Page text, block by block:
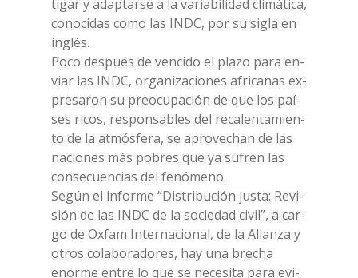
ti­gar y adap­tar­se a la va­ria­bi­li­dad cli­má­ti­ca,
co­no­ci­das como las INDC, por su si­gla en
in­glés.
Poco de­spués de ven­ci­do el pla­zo para en­
viar las INDC, or­ga­ni­za­cio­nes afri­ca­nas ex­
pre­sa­ron su pre­o­cu­pa­ción de que los paí­
ses ri­cos, re­spon­sa­bles del re­ca­len­ta­mien­
to de la at­mó­sfe­ra, se apro­ve­chan de las
na­cio­nes más po­bres que ya su­fren las
con­se­cuen­cias del fe­nó­me­no.
Se­gún el in­for­me “Di­stri­bu­ción ju­sta: Re­vi­
sión de las INDC de la so­cie­dad ci­vil”, a car­
go de Ox­fam In­ter­na­cio­nal, de la Alian­za y
otros co­la­bo­ra­do­res, hay una bre­cha
enor­me en­tre lo que se ne­ce­si­ta para evi­